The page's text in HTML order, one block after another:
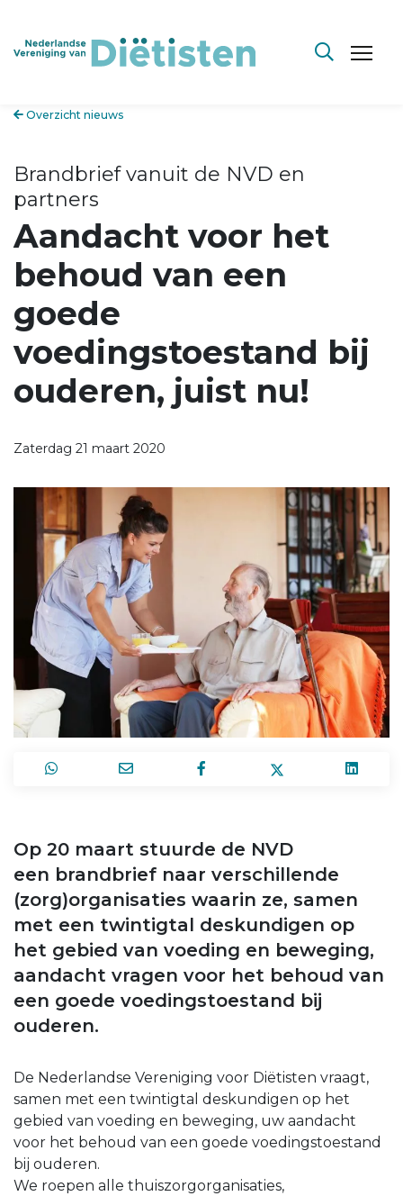
Overzicht nieuws
Brandbrief vanuit de NVD en
partners
Aandacht voor het
behoud van een
goede
voedingstoestand bij
ouderen, juist nu!
Zaterdag 21 maart 2020
Op 20 maart stuurde de NVD
een brandbrief naar verschillende
(zorg)organisaties waarin ze, samen
met een twintigtal deskundigen op
het gebied van voeding en beweging,
aandacht vragen voor het behoud van
een goede voedingstoestand bij
ouderen.
De Nederlandse Vereniging voor Diëtisten vraagt,
samen met een twintigtal deskundigen op het
gebied van voeding en beweging, uw aandacht
voor het behoud van een goede voedingstoestand
bij ouderen.
We roepen alle thuiszorgorganisaties,